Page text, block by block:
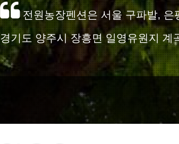
전원농장펜션은 서울 구파발, 은
경기도 양주시 장흥면 일영유원지